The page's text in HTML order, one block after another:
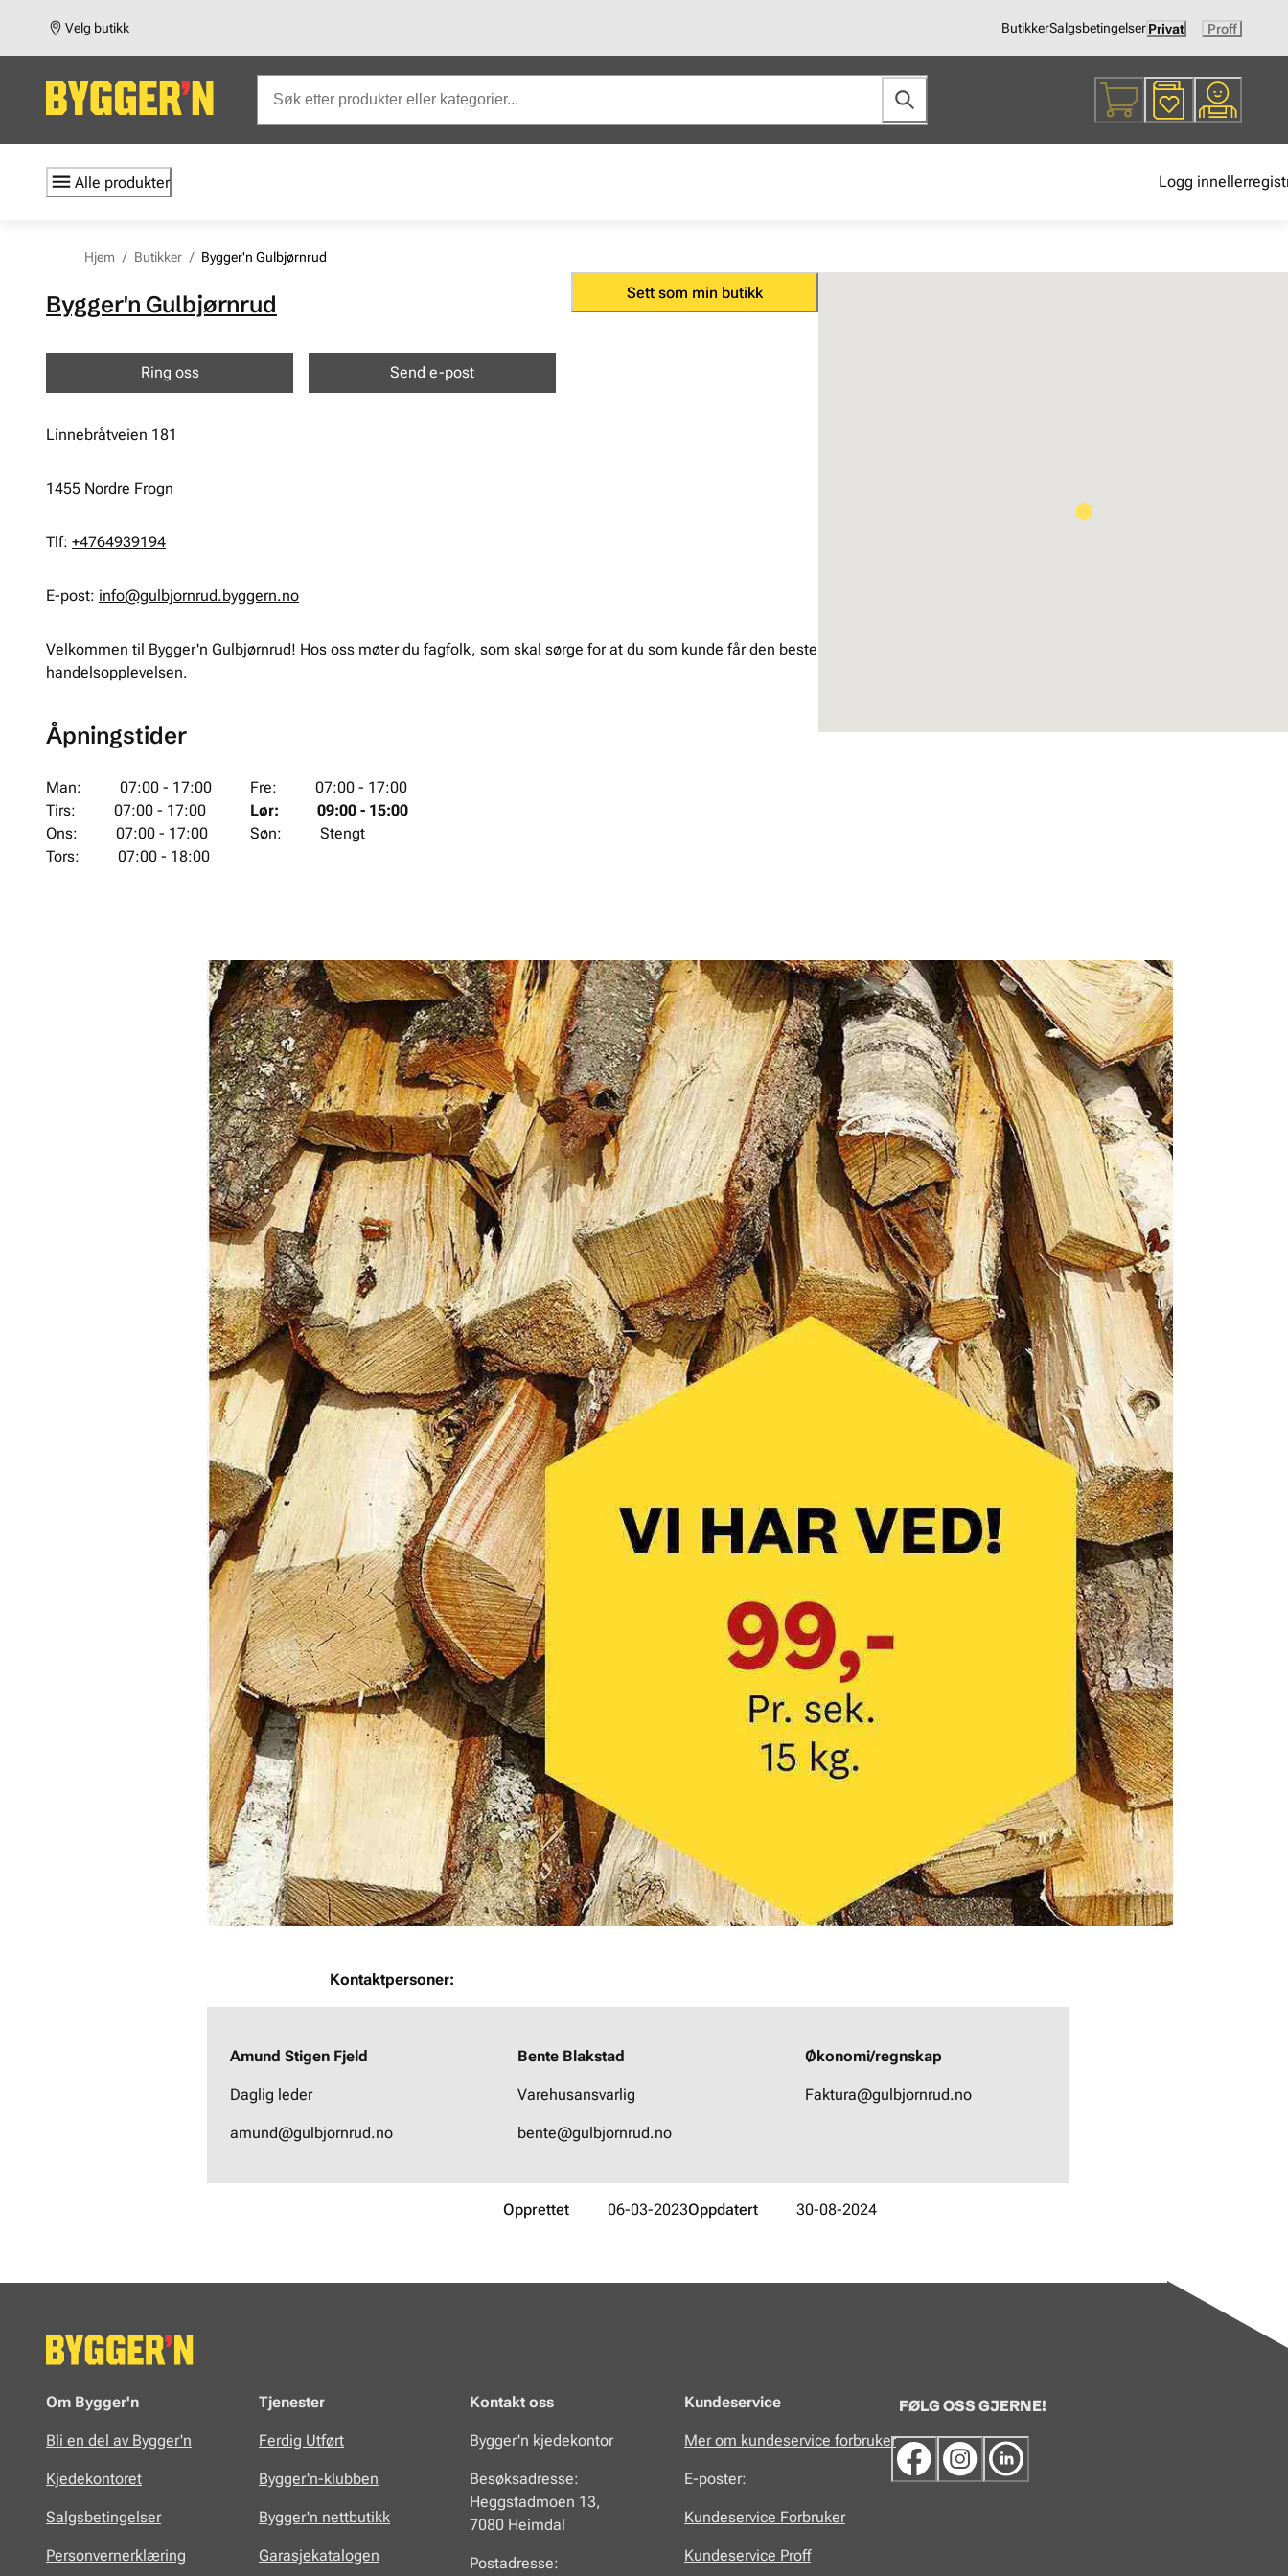
Velg butikk ButikkerSalgsbetingelserPrivat Proff
Alle produkter Logg inneller
Hjem / Butikker / Bygger'n Gulbjørnrud
Bygger'n Gulbjørnrud Sett som min butikk
Ring oss Send e-post
Linnebråtveien 181
1455 Nordre Frogn
Tlf: +4764939194
E-post: info@gulbjornrud.byggern.no
Velkommen til Bygger'n Gulbjørnrud! Hos oss møter du fagfolk, som skal sørge for at du som kunde får den beste
handelsopplevelsen.
Åpningstider
Man:
07:00 - 17:00
Tirs:
07:00 - 17:00
Ons:
07:00 - 17:00
Tors: 07:00 - 18:00
Fre:
07:00 - 17:00
Lør:
09:00 - 15:00
Søn: Stengt
Kontaktpersoner:
Amund Stigen Fjeld
Daglig leder
amund@gulbjornrud.no
Bente Blakstad
Varehusansvarlig
bente@gulbjornrud.no
Økonomi/regnskap
Faktura@gulbjornrud.no
Opprettet 06-03-2023Oppdatert 30-08-2024
Om Bygger'n
Bli en del av Bygger'n
Kjedekontoret
Salgsbetingelser
Personvernerklæring
Tjenester
Ferdig Utført
Bygger'n-klubben
Bygger'n nettbutikk
Garasjekatalogen
Kontakt oss
Bygger'n kjedekontor
Besøksadresse:
Heggstadmoen 13,
7080 Heimdal
Postadresse:
Kundeservice
Mer om kundeservice forbruker
E-poster:
Kundeservice Forbruker
Kundeservice Proff
FØLG OSS GJERNE!